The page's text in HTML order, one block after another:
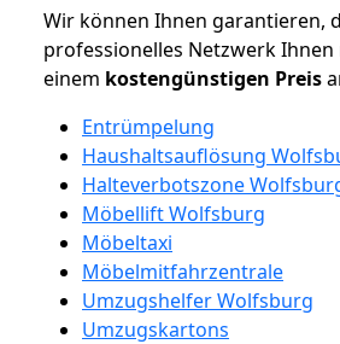
Wir können Ihnen garantieren,
professionelles Netzwerk Ihnen
einem kostengünstigen Preis
Entrümpelung
Haushaltsauflösung
Halteverbotszone
Möbellift Wolfsburg
Möbeltaxi
Möbelmitfahrzentrale
Umzugshelfer Wolfsburg
Umzugskartons